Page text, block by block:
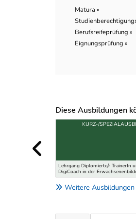
Matura »
Berufsreifeprüfung »
Eignungsprüfung »
Diese Ausbildungen
Uber weitere
Lehrgang Diplomierte/r TrainerIn
DigiCoach in der
KURZ-/
Weitere